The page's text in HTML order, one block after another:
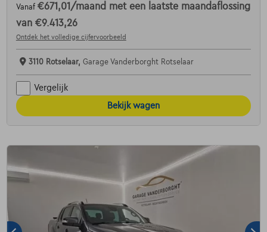
Vanaf €671,01 /maand met een laatste maandaflossing
van €9.413,26
Ontdek het volledige cijfervoorbeeld
3110 Rotselaar, Garage Vanderborght Rotselaar
Vergelijk
Bekijk wagen